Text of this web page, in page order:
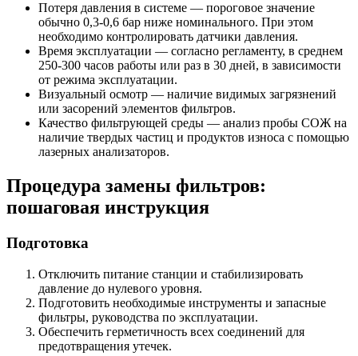
Потеря давления в системе — пороговое значение
обычно 0,3-0,6 бар ниже номинального. При этом
необходимо контролировать датчики давления.
Время эксплуатации — согласно регламенту, в среднем
250-300 часов работы или раз в 30 дней, в зависимости
от режима эксплуатации.
Визуальный осмотр — наличие видимых загрязнений
или засорений элементов фильтров.
Качество фильтрующей среды — анализ пробы СОЖ на
наличие твердых частиц и продуктов износа с помощью
лазерных анализаторов.
Процедура замены фильтров:
пошаговая инструкция
Подготовка
Отключить питание станции и стабилизировать
давление до нулевого уровня.
Подготовить необходимые инструменты и запасные
фильтры, руководства по эксплуатации.
Обеспечить герметичность всех соединений для
предотвращения утечек.